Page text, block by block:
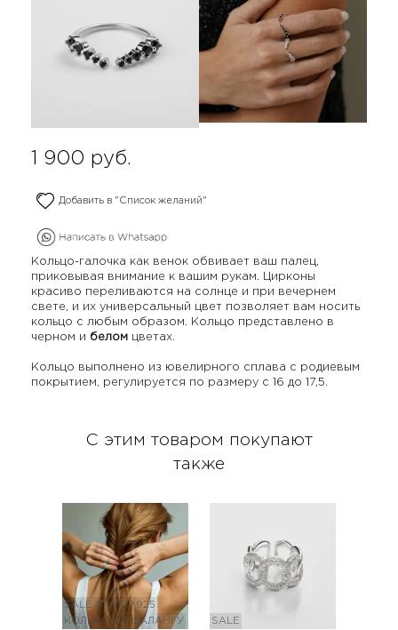
1 900 руб.
Добавить в "Список желаний"
Кольцо-галочка как венок обвивает ваш палец,
приковывая внимание к вашим рукам. Цирконы
красиво переливаются на солнце и при вечернем
свете, и их универсальный цвет позволяет вам носить
кольцо с любым образом. Кольцо представлено в
черном и белом цветах.
Кольцо выполнено из ювелирного сплава с родиевым
покрытием, регулируется по размеру с 16 до 17,5.
С этим товаром покупают
также
SALE SILVER 925
КОЛЬЦО НА ФАЛАНГУ
SALE